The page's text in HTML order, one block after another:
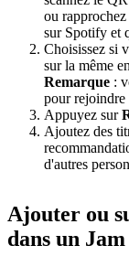
ou
sur Spotify et
Choisissez si
sur la même
Remarque :
pour rejoindre
Appuyez sur
Ajoutez des
d'autres
Ajouter ou
dans un Jam